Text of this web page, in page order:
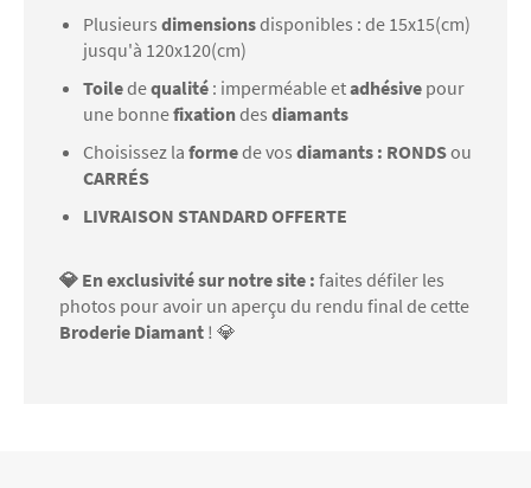
Plusieurs dimensionsdisponibles : de 15x15(cm)
jusqu'à 120x120(cm)
Toiledequalité : imperméable etadhésive pour
une bonnefixationdes diamants
Choisissez la formede vos diamants : RONDSou
CARRÉS
LIVRAISON STANDARD OFFERTE
💎 En exclusivité sur notre site : faites défiler les
photos pour avoir un aperçu du rendu final de cette
Broderie Diamant ! 💎